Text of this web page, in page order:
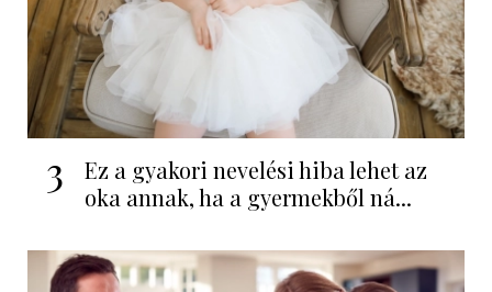
3
Ez a gyakori nevelési hiba lehet az
oka annak, ha a gyermekből ná...